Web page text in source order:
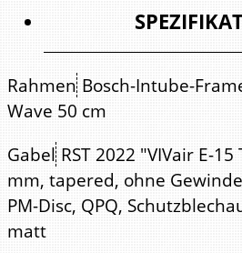
Rahmen Bosch-Intube-
Wave 50 cm
Gabel RST 2022 "VIVair E-
mm, tapered, ohne
PM-Disc, QPQ,
matt